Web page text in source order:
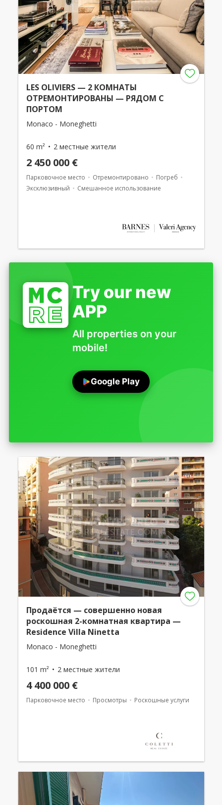
LES OLIVIERS — 2 КОМНАТЫ
ОТРЕМОНТИРОВАНЫ — РЯДОМ С
ПОРТОМ
Monaco - Moneghetti
60 m² 2 местные жители
2 450 000 €
Парковочное место Отремонтировано
Погреб
Эксклюзивный
Смешанное использование
Try our new
APP
All properties on your
mobile!
Google Play
Продаётся — совершенно новая
роскошная 2-комнатная квартира —
Residence Villa Ninetta
Monaco - Moneghetti
101 m² 2 местные жители
4 400 000 €
Парковочное место Просмотры Роскошные услуги